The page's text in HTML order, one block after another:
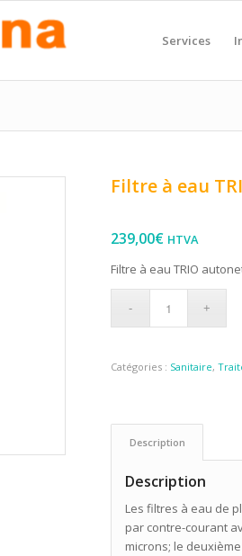
Services
Filtre à eau
239,00€ HTVA
Filtre à eau TRIO
Catégories : Sanitaire,
Description
Description
Les filtres à eau de
par contre-courant
microns; le